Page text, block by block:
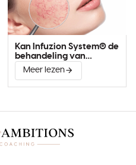
Kan Infuzion System® de
behandeling van
couperose verbeteren?
Meer lezen